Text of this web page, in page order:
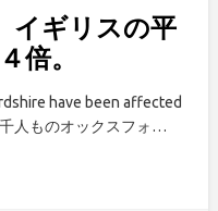
イギリスの平
倍。
have been affected
人ものオックスフォ…